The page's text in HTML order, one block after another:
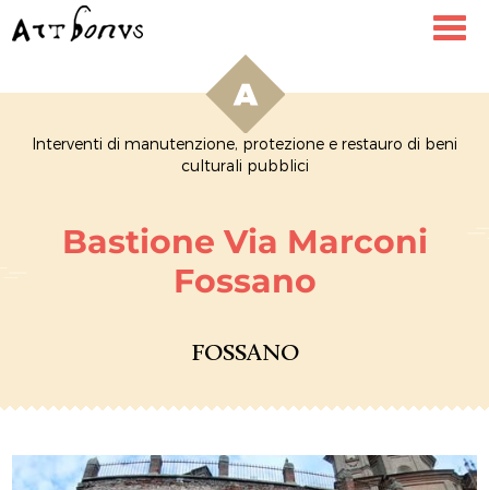
Interventi di manutenzione, protezione e restauro di beni
culturali pubblici
Bastione Via Marconi
Fossano
FOSSANO